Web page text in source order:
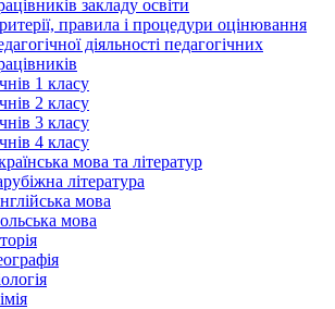
закладу освіти
правила і процедури оцінювання
діяльності педагогічних
1 класу
2 класу
3 класу
4 класу
мова та літератур
література
мова
мова